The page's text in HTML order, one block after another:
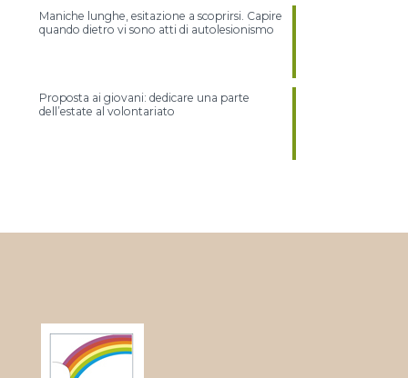
Maniche lunghe, esitazione a scoprirsi. Capire
quando dietro vi sono atti di autolesionismo
Proposta ai giovani: dedicare una parte
dell’estate al volontariato